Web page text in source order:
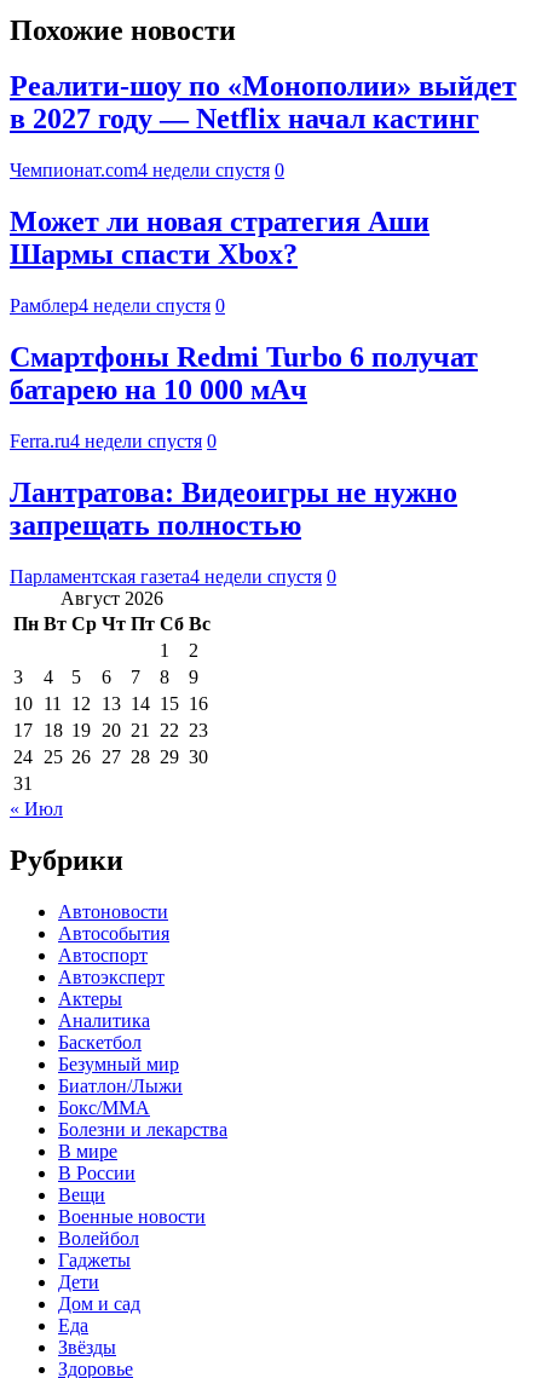
Похожие новости
Реалити-шоу по «Монополии» выйдет
в 2027 году — Netflix начал кастинг
Чемпионат.com4 недели спустя 0
Может ли новая стратегия Аши
Шармы спасти Xbox?
Рамблер4 недели спустя 0
Смартфоны Redmi Turbo 6 получат
батарею на 10 000 мАч
Ferra.ru4 недели спустя 0
Лантратова: Видеоигры не нужно
запрещать полностью
Парламентская газета4 недели спустя 0
Август 2026
Пн Вт Ср Чт Пт Сб Вс
1
2
3
4 5 6 7 8
9
10 11 12 13 14 15 16
17 18 19 20 21 22 23
24 25 26 27 28 29 30
31
« Июл
Рубрики
Автоновости
Автособытия
Автоспорт
Автоэксперт
Актеры
Аналитика
Баскетбол
Безумный мир
Биатлон/Лыжи
Бокс/MMA
Болезни и лекарства
В мире
В России
Вещи
Военные новости
Волейбол
Гаджеты
Дети
Дом и сад
Еда
Звёзды
Здоровье